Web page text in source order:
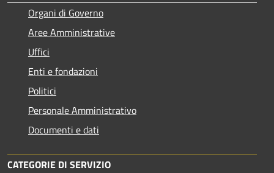
Organi di Governo
Aree Amministrative
Uffici
Enti e fondazioni
Politici
Personale Amministrativo
Documenti e dati
CATEGORIE DI SERVIZIO